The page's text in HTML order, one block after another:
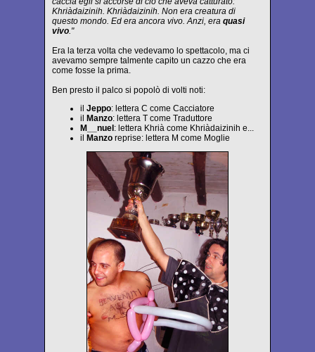
Khriàdaizinih. Khriàdaizinih. Non era creatura di
questo mondo. Ed era ancora vivo. Anzi, era quasi
vivo."
Era la terza volta che vedevamo lo spettacolo, ma ci
avevamo sempre talmente capito un cazzo che era
come fosse la prima.
Ben presto il palco si popolò di volti noti:
il Jeppo: lettera C come Cacciatore
il
Manzo: lettera T come Traduttore
M__nuel : lettera Khrià come Khriàdaizinih e...
il
Manzo reprise: lettera M come Moglie